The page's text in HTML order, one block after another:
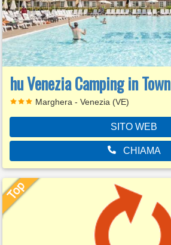
hu Venezia Camping in Town
Marghera - Venezia (VE)
SITO WEB
CHIAMA